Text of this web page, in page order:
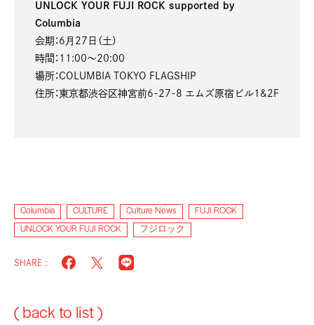
UNLOCK YOUR FUJI ROCK supported by
Columbia
会期：6月27日（土）
時間：11:00〜20:00
場所：COLUMBIA TOKYO FLAGSHIP
住所：東京都渋谷区神宮前6-27-8 エムズ原宿ビル1&2F
Columbia CULTURE Culture News
FUJI ROCK
UNLOCK YOUR FUJI ROCK
フジロック
SHARE :
( back to list )